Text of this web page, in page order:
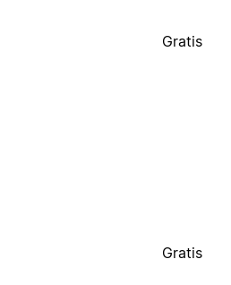
Gratis
Gratis